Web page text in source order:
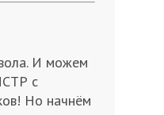
И можем
с
Но начнём